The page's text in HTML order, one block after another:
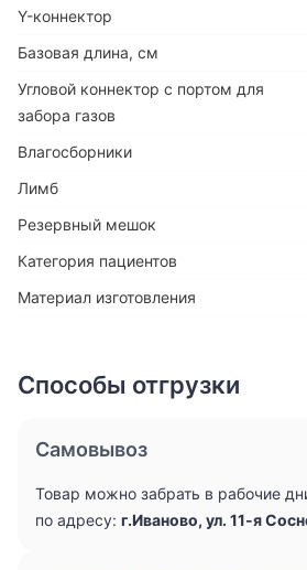
Y-коннектор
Базовая длина, см
Угловой коннектор с портом для
забора газов
Влагосборники
Лимб
Резервный мешок
Категория пациентов
Материал изготовления
Способы отгрузки
Самовывоз
Товар можно забрать в рабочие
по адресу: г.Иваново, ул. 11-я